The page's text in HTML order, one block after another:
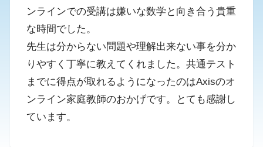
ンラインでの受講は嫌いな数学と向き合う貴重
な時間でした。
先生は分からない問題や理解出来ない事を分か
りやすく丁寧に教えてくれました。共通テスト
までに得点が取れるようになったのはAxisのオ
ンライン家庭教師のおかげです。とても感謝し
ています。